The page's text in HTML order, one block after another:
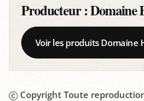
Producteur :Domaine
Voir les produits Domaine
Copyright Toute